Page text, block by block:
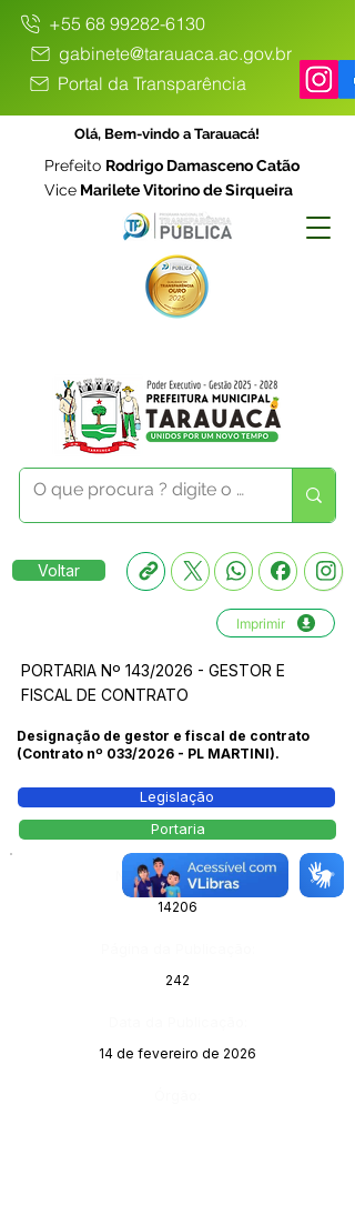
+55 68 99282-6130
gabinete@tarauaca.ac.gov.br
Portal da Transparência
Olá, Bem-vindo a Tarauacá!
Prefeito Rodrigo Damasceno Catão
Vice Marilete Vitorino de Sirqueira
Voltar
Imprimir
PORTARIA Nº 143/2026 - GESTOR E
FISCAL DE CONTRATO
Designação de gestor e fiscal de contrato
(Contrato nº 033/2026 - PL MARTINI).
Legislação
Portaria
Número do Diário:
14206
242
14 de fevereiro de 2026